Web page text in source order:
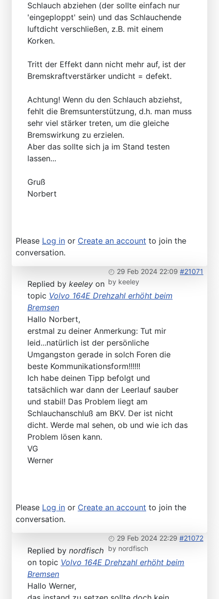
Schlauch abziehen (der sollte einfach nur
'eingeploppt' sein) und das Schlauchende
luftdicht verschließen, z.B. mit einem
Korken.
Tritt der Effekt dann nicht mehr auf, ist der
Bremskraftverstärker undicht = defekt.
Achtung! Wenn du den Schlauch abziehst,
fehlt die Bremsunterstützung, d.h. man muss
sehr viel stärker treten, um die gleiche
Bremswirkung zu erzielen.
Aber das sollte sich ja im Stand testen
lassen...
Gruß
Norbert
Please Log in or Create an account to join the
conversation.
29 Feb 2024 22:09 #21071
by keeley
Replied by keeley on
topic Volvo 164E Drehzahl erhöht beim
Bremsen
Hallo Norbert,
erstmal zu deiner Anmerkung: Tut mir
leid...natürlich ist der persönliche
Umgangston gerade in solch Foren die
beste Kommunikationsform!!!!!!
Ich habe deinen Tipp befolgt und
tatsächlich war dann der Leerlauf sauber
und stabil! Das Problem liegt am
Schlauchanschluß am BKV. Der ist nicht
dicht. Werde mal sehen, ob und wie ich das
Problem lösen kann.
VG
Werner
Please Log in or Create an account to join the
conversation.
29 Feb 2024 22:29 #21072
by nordfisch
Replied by nordfisch
on topic Volvo 164E Drehzahl erhöht beim
Bremsen
Hallo Werner,